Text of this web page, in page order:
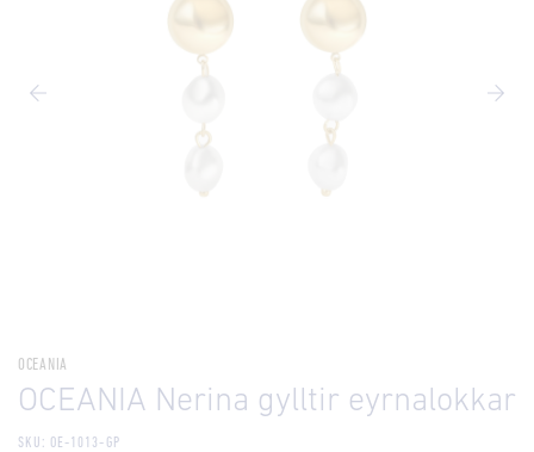
OCEANIA
OCEANIA Nerina gylltir eyrnalokkar
SKU: OE-1013-GP